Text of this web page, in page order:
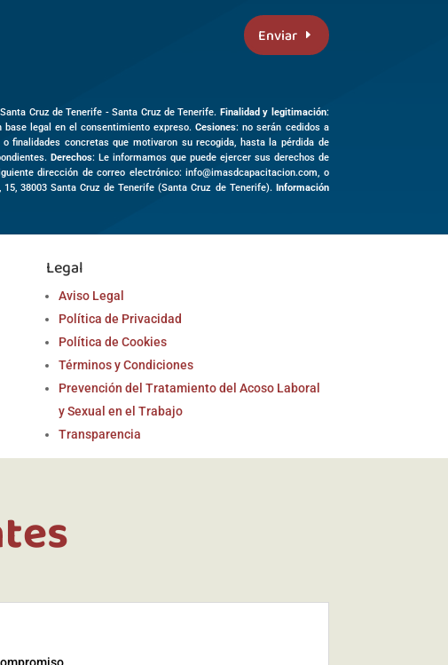
Enviar
Santa Cruz de Tenerife -Santa Cruz de Tenerife. Finalidad y legitimación:
base legal en el consentimiento expreso.Cesiones: no serán cedidos a
concretas que motivaron su recogida, hasta la pérdida de
Derechos: Le informamos que puede ejercer sus derechos de
dirección de correo electrónico: info@imasdcapacitacion.com, o
15,38003Santa Cruz de Tenerife (Santa Cruz de Tenerife).Información
Legal
Aviso Legal
Política de Privacidad
Política de Cookies
Términos y Condiciones
Prevención del Tratamiento del Acoso Laboral
y Sexual en el Trabajo
Transparencia